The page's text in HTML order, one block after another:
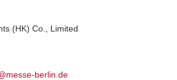
(HK) Co., Limited
berlin.de